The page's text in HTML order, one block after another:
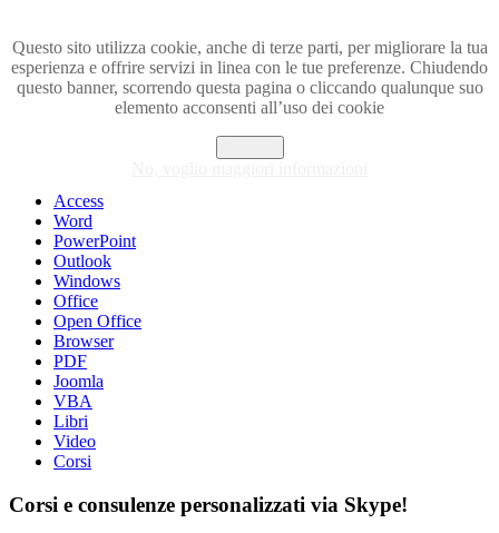
Questo sito utilizza cookie, anche di terze parti, per migliorare la tua
esperienza e offrire servizi in linea con le tue preferenze. Chiudendo
questo banner, scorrendo questa pagina o cliccando qualunque suo
elemento acconsenti all’uso dei cookie
Visita i forum di SOS-OFFICE
Access
Word
PowerPoint
Outlook
Windows
Office
Open Office
Browser
PDF
Joomla
VBA
Libri
Video
Corsi
Corsi e consulenze personalizzati via Skype!